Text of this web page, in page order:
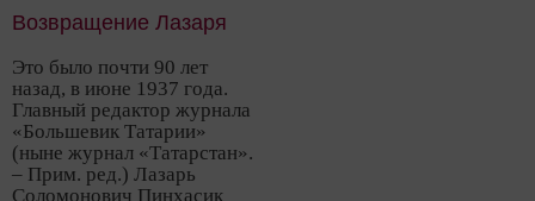
Возвращение Лазаря
Это было почти 90 лет
назад, в июне 1937 года.
Главный редактор журнала
«Большевик Татарии»
(ныне журнал «Татарстан».
– Прим. ред.) Лазарь
Соломонович Пинхасик